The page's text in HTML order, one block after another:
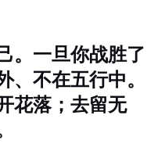
。一旦你战胜了
、不在五行中。
花落；去留无